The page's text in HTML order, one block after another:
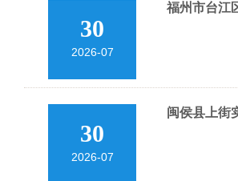
30
2026-07
福州市台江
30
2026-07
闽侯县上街